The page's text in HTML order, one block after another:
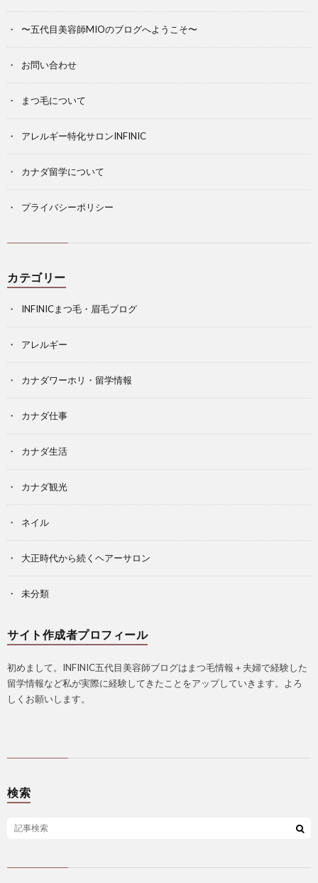
〜五代目美容師MIOのブログへようこそ〜
お問い合わせ
まつ毛について
アレルギー特化サロンINFINIC
カナダ留学について
プライバシーポリシー
カテゴリー
INFINICまつ毛・眉毛ブログ
アレルギー
カナダワーホリ・留学情報
カナダ仕事
カナダ生活
カナダ観光
ネイル
大正時代から続くヘアーサロン
未分類
サイト作成者プロフィール
初めまして。INFINIC五代目美容師ブログはまつ毛情報＋夫婦で経験した
留学情報など私が実際に経験してきたことをアップしていきます。よろ
しくお願いします。
検索